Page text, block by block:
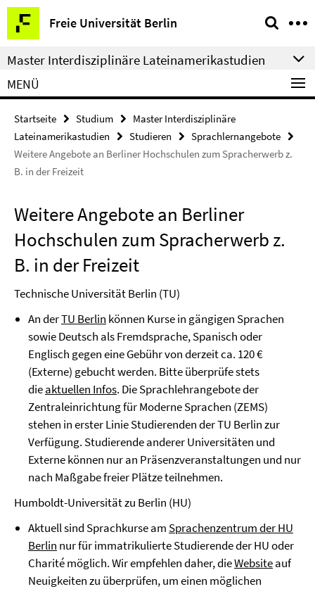
Springe
direkt
zu
Inhalt
Freie Universität Berlin
Service-
Navigation
Master Interdisziplinäre Lateinamerikastudien
MENÜ
Startseite Studium
Master Interdisziplinäre
Lateinamerikastudien
Studieren
Sprachlernangebote
Weitere Angebote an Berliner Hochschulen zum Spracherwerb z.
B. in der Freizeit
Weitere Angebote an Berliner
Hochschulen zum Spracherwerb z.
B. in der Freizeit
Technische Universität Berlin (TU)
An derTU Berlin können Kurse in gängigen Sprachen
sowie Deutsch als Fremdsprache, Spanisch oder
Englisch gegen eine Gebühr von derzeit ca. 120 €
(Externe) gebucht werden. Bitte überprüfe stets
dieaktuellen Infos. Die Sprachlehrangebote der
Zentraleinrichtung für Moderne Sprachen (ZEMS)
stehen in erster Linie Studierenden der TU Berlin zur
Verfügung. Studierende anderer Universitäten und
Externe können nur an Präsenzveranstaltungen und nur
nach Maßgabe freier Plätze teilnehmen.
Humboldt-Universität zu Berlin (HU)
Aktuell sind Sprachkurse am Sprachenzentrum der HU
Berlin nur für immatrikulierte Studierende der HU oder
Charité möglich. Wir empfehlen daher, dieWebsiteauf
Neuigkeiten zu überprüfen, um einen möglichen